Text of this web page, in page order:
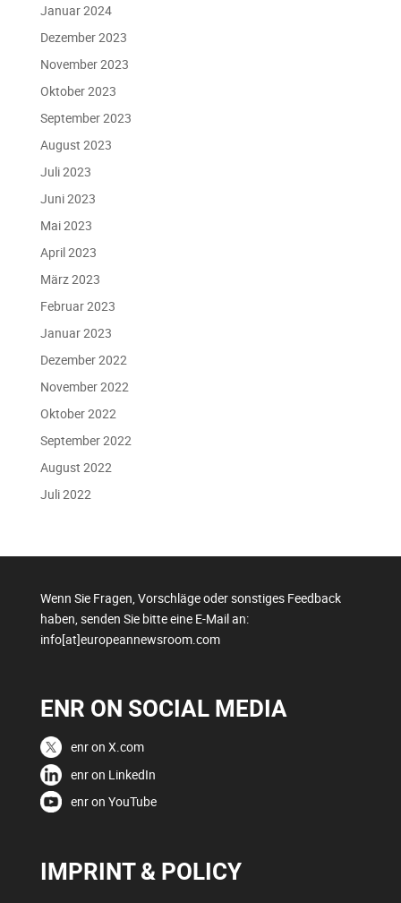
Januar 2024
Dezember 2023
November 2023
Oktober 2023
September 2023
August 2023
Juli 2023
Juni 2023
Mai 2023
April 2023
März 2023
Februar 2023
Januar 2023
Dezember 2022
November 2022
Oktober 2022
September 2022
August 2022
Juli 2022
Wenn Sie Fragen, Vorschläge oder sonstiges Feedback
haben, senden Sie bitte eine E-Mail an:
info[at]europeannewsroom.com
ENR ON SOCIAL MEDIA
enr on X.com
enr on LinkedIn
enr on YouTube
IMPRINT & POLICY